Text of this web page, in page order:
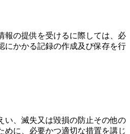
報の提供を受けるに際しては、必
にかかる記録の作成及び保存を行
い、滅失又は毀損の防止その他の
めに、必要かつ適切な措置を講じ